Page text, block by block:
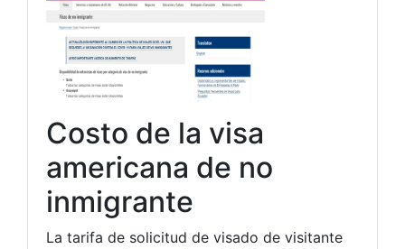
Costo de la visa
americana de no
inmigrante
La tarifa de solicitud de visado de visitante